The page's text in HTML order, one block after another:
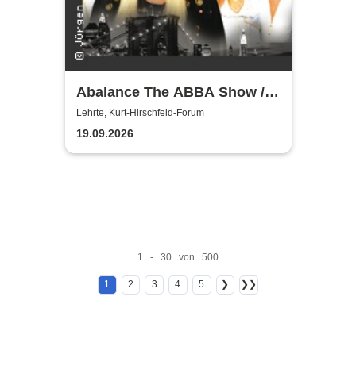
Abalance The ABBA Show /
Revival Show - a tribute to
ABBA
Lehrte, Kurt-Hirschfeld-Forum
19.09.2026
1 - 30 von 500
1 2 3 4 5 ❯ ❯❯